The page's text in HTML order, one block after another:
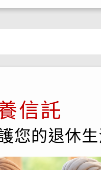
信託
您的退休